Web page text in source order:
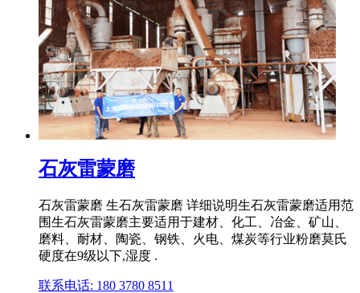
石灰雷蒙磨
石灰雷蒙磨 生石灰雷蒙磨 详细说明生石灰雷蒙磨适用范
围生石灰雷蒙磨主要适用于建材、化工、冶金、矿山、
磨料、耐材、陶瓷、钢铁、火电、煤炭等行业粉磨莫氏
硬度在9级以下,湿度 .
联系电话: 180 3780 8511